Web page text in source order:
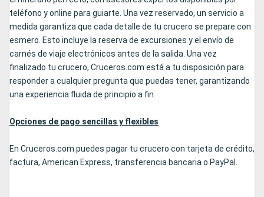
teléfono y online para guiarte. Una vez reservado, un servicio a
medida garantiza que cada detalle de tu crucero se prepare con
esmero. Esto incluye la reserva de excursiones y el envío de
carnés de viaje electrónicos antes de la salida. Una vez
finalizado tu crucero, Cruceros.com está a tu disposición para
responder a cualquier pregunta que puedas tener, garantizando
una experiencia fluida de principio a fin.
Opciones de pago sencillas y flexibles
En Cruceros.com puedes pagar tu crucero con tarjeta de crédito,
factura, American Express, transferencia bancaria o PayPal.